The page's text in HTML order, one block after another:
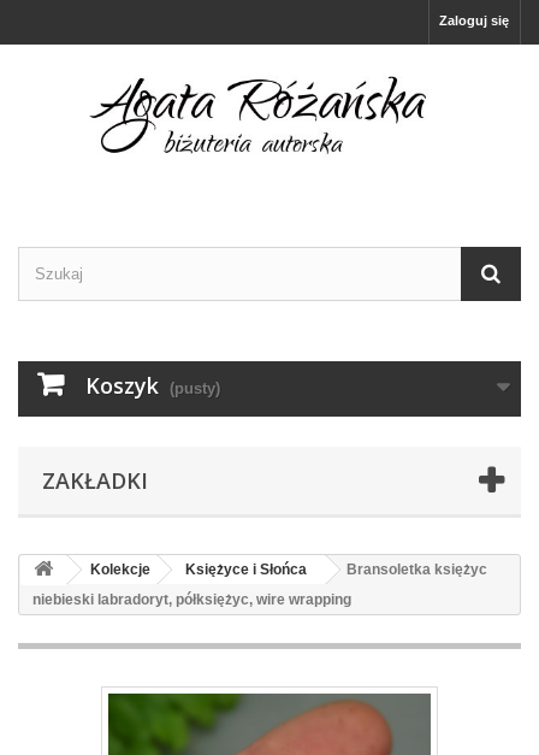
Zaloguj się
Koszyk (pusty)
ZAKŁADKI
Kolekcje Księżyce i Słońca
Bransoletka księżyc
niebieski labradoryt, półksiężyc, wire wrapping